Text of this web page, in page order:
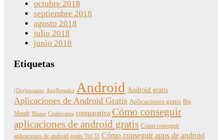
octubre 2018
septiembre 2018
agosto 2018
julio 2018
junio 2018
Etiquetas
(Des)encanto AggRetsuko Android Android gratis
Aplicaciones de Android Gratis Aplicaciones gratis Big
Mouth Blame Castlevania comparativa Cómo conseguir
aplicaciones de android gratis Cómo conseguir
aplicaciones de android gratis Vol 35 Cómo conseguir apps de android